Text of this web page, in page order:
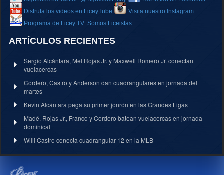
Disfruta los videos en LiceyTube
Visita nuestro Instagram
Programa de Licey TV: Somos Liceistas
ARTÍCULOS RECIENTES
Sergio Alcántara, Mel Rojas Jr. y Maxwell Romero Jr. conectan
vuelacercas
Cordero, Castro y Anderson dan cuadrangulares en jornada del
martes
Kevin Alcántara pega su primer jonrón en las Grandes Ligas
Madé, Rojas Jr., Franco y Cordero batean vuelacercas en jornada
dominical
Willi Castro conecta cuadrangular 12 en la MLB